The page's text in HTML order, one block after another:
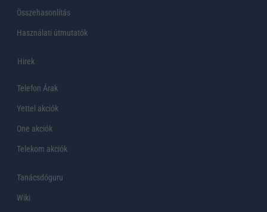
Összehasonlítás
Használati útmutatók
Hirek
Telefon Árak
Yettel akciók
One akciók
Telekom akciók
Tanácsdóguru
Wiki